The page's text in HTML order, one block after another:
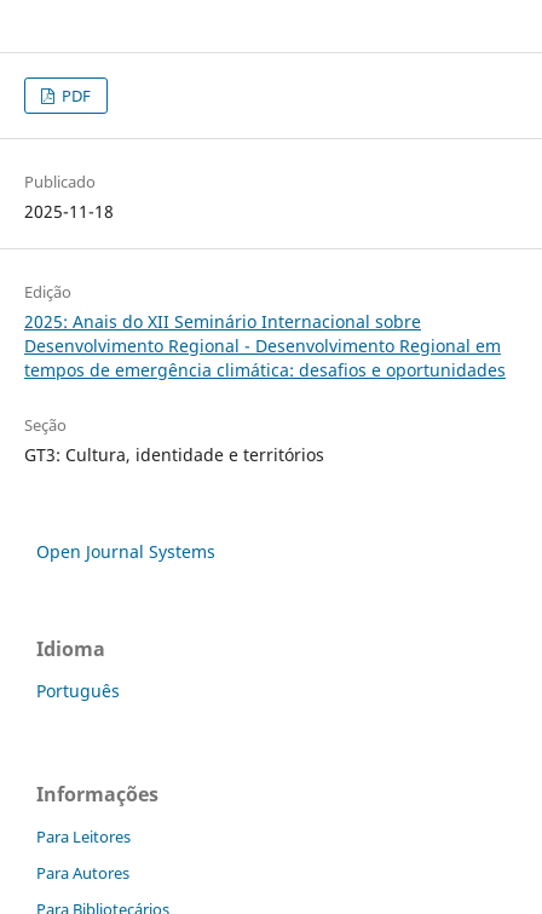
PDF
Publicado
2025-11-18
Edição
2025: Anais do XII Seminário Internacional sobre
Desenvolvimento Regional - Desenvolvimento Regional em
tempos de emergência climática: desafios e oportunidades
Seção
GT3: Cultura, identidade e territórios
Open Journal Systems
Idioma
Português
Informações
Para Leitores
Para Autores
Para Bibliotecários